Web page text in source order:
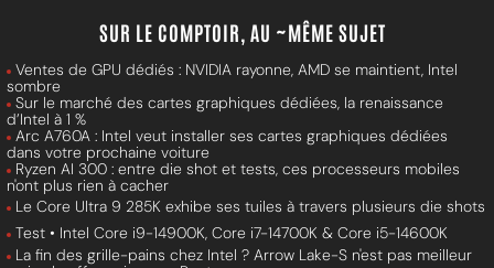
SUR LE COMPTOIR, AU ~MÊME SUJET
Ventes de GPU dédiés : NVIDIA rayonne, AMD se maintient, Intel
sombre
Sur le marché des cartes graphiques dédiées, la renaissance
d’Intel à 1 %
Arc A760A : Intel veut installer ses cartes graphiques dédiées
dans votre prochaine voiture
Ryzen AI 300 : entre die shot et tests, ces processeurs mobiles
n'ont plus rien à cacher
Le Core Ultra 9 285K exhibe ses tuiles à travers plusieurs die shots
Test • Intel Core i9-14900K, Core i7-14700K & Core i5-14600K
La fin des grille-pains chez Intel ? Arrow Lake-S n'est pas meilleur